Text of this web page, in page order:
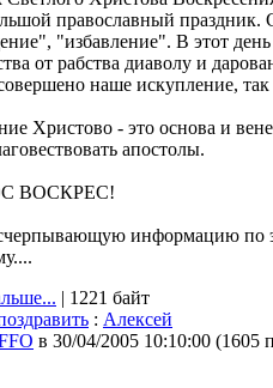
православный праздник.
"избавление". В этот
от рабства диаволу и
наше искупление,
Христово - это основа и
апостолы.
ВОСКРЕС!
информацию по
| 1221 байт
: Алексей
в 30/04/2005 10:10:00 (1605